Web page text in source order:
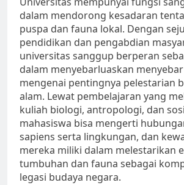
dalam mendorong kesadaran
puspa dan fauna lokal. Dengan
pendidikan dan pengabdian
universitas sanggup berperan
dalam menyebarluaskan
mengenai pentingnya pelestarian
alam. Lewat pembelajaran yang
kuliah biologi, antropologi, dan
mahasiswa bisa mengerti
sapiens serta lingkungan, dan
mereka miliki dalam melestarikan
tumbuhan dan fauna sebagai
legasi budaya negara.